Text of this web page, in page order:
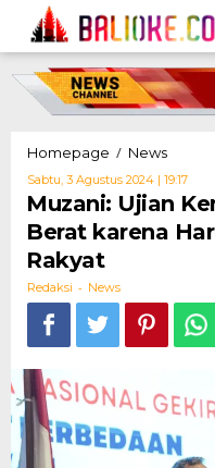
content
Homepage / NewsMuzani:
Ujian
Lebih
Berat
Rakyat
Sabtu, 3 Agustus 2024 | 19:17Oleh
Muzani: Ujian
Berat karena
Rakyat
Redaksi - News